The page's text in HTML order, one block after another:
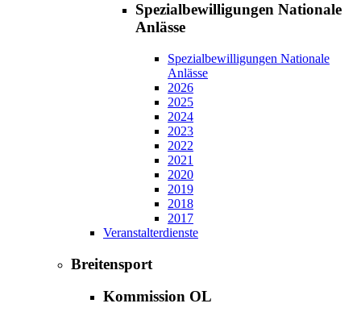
Spezialbewilligungen Nationale
Anlässe
Spezialbewilligungen Nationale
Anlässe
2026
2025
2024
2023
2022
2021
2020
2019
2018
2017
Veranstalterdienste
Breitensport
Kommission OL